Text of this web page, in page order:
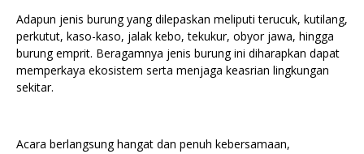
Adapun jenis burung yang dilepaskan meliputi terucuk, kutilang,
perkutut, kaso-kaso, jalak kebo, tekukur, obyor jawa, hingga
burung emprit. Beragamnya jenis burung ini diharapkan dapat
memperkaya ekosistem serta menjaga keasrian lingkungan
sekitar.
Acara berlangsung hangat dan penuh kebersamaan,